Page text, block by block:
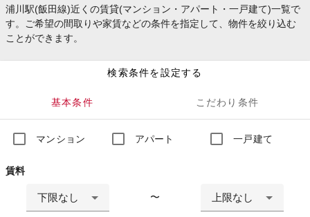
浦川駅(飯田線)近くの賃貸(マンション・アパート・一戸建て)一覧で
す。ご希望の間取りや家賃などの条件を指定して、物件を絞り込む
ことができます。
検索条件を設定する
基本条件 こだわり条件
マンション アパート 一戸建て
賃料
下限なし 〜 上限なし